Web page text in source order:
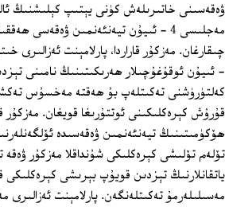
ۋەقەسىنى خاتىرىلەش كۈنى يېتىپ كېلىشنىڭ
مەجلىسى 4 ‏- ئىيۇن تيەنئەنمىن ۋەقەسى
‏- ئىيۇن ئوقۇغۇچىلار ھەرىكىتىنىڭ نامىنى
كەلتۈرۈشنى تەكىتلەپ بۇ ھەقتە مەخسۇس
قۇرۇش كېرەكلىكىنى ئوتتۇرىغا قويغان. مەزكۇر
ھۆكۈمىتىنىڭ تيەنئەنمىن ۋەقەسىدە
تۆلەم تۆلىشى كېرەكلىكى شۇنداقلا مەزكۇر ۋەقە
ياتقانلارنىڭ تېزدىن قويۇپ بېرىشى كېرەكلىكى
مەسىلىلەرمۇ تەكىتلەنگەن. پارلامېنت ئەزالىرى